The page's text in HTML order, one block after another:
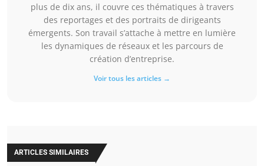
plus de dix ans, il couvre ces thématiques à travers
des reportages et des portraits de dirigeants
émergents. Son travail s’attache à mettre en lumière
les dynamiques de réseaux et les parcours de
création d’entreprise.
Voir tous les articles →
ARTICLES SIMILAIRES